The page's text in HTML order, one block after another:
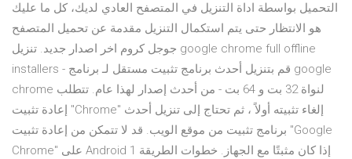
التحميل بواسطة اداة التنزيل في المتصفح العادي لديك، كل ما عليك
هو الانتظار حتى يتم استكمال التنزيل مقدمة عن تحميل المتصفح
جوجل كروم اخر اصدار جديد. تنزيل google chrome full offline
installers - قم بتنزيل أحدث برنامج تثبيت مستقل لـ برنامج google
chrome لنواة 32 بت و 64 بت - من أحدث إصدار لهذا عام. تتطلب
إعادة تثبيت "Chrome" إلغاء تثبيته أولاً ، ثم تحتاج إلى تنزيل أحدث
برنامج تثبيت من موقع الويب. قد لا تتمكن من إعادة تثبيت "Google
Chrome" على Android إذا كان مثبتًا مع الجهاز. خطوات الطريقة 1